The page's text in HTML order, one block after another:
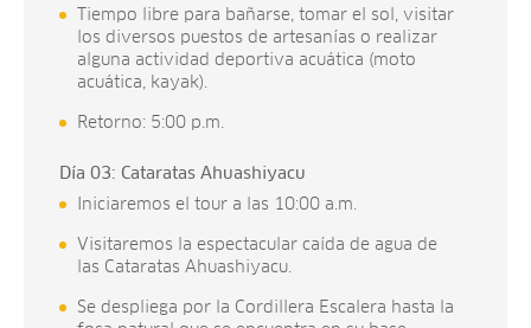
Tiempo libre para bañarse, tomar el sol, visitar
los diversos puestos de artesanías o realizar
alguna actividad deportiva acuática (moto
acuática, kayak).
Retorno: 5:00 p.m.
Día 03: Cataratas Ahuashiyacu
Iniciaremos el tour a las 10:00 a.m.
Visitaremos la espectacular caída de agua de
las Cataratas Ahuashiyacu.
Se despliega por la Cordillera Escalera hasta la